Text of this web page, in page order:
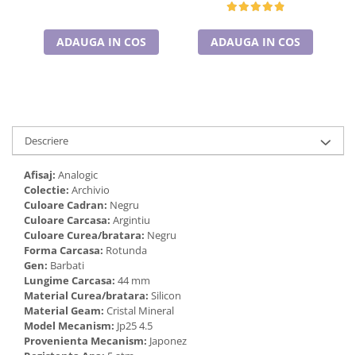
Cadouri pentru Sfânta Maria
MartisoareADAUGA IN COS ADAUGA IN COS
Descriere
Afisaj: Analogic
Colectie: Archivio
Culoare Cadran: Negru
Culoare Carcasa: Argintiu
Culoare Curea/bratara: Negru
Forma Carcasa: Rotunda
Gen: Barbati
Lungime Carcasa: 44 mm
Material Curea/bratara: Silicon
Material Geam: Cristal Mineral
Model Mecanism: Jp25 4.5
Provenienta Mecanism: Japonez